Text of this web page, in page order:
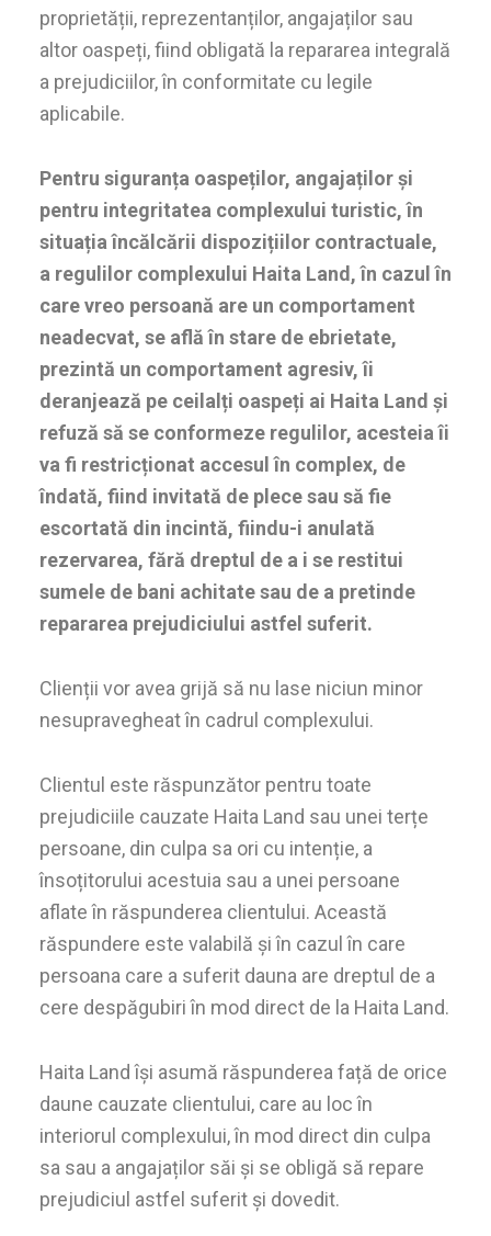
proprietății, reprezentanților, angajaților sau
altor oaspeți, fiind obligată la repararea integrală
a prejudiciilor, în conformitate cu legile
aplicabile.
Pentru siguranța oaspeților, angajaților și
pentru integritatea complexului turistic, în
situația încălcării dispozițiilor contractuale,
a regulilor complexului Haita Land, în cazul în
care vreo persoană are un comportament
neadecvat, se află în stare de ebrietate,
prezintă un comportament agresiv, îi
deranjează pe ceilalți oaspeți ai Haita Land și
refuză să se conformeze regulilor, acesteia îi
va fi restricționat accesul în complex, de
îndată, fiind invitată de plece sau să fie
escortată din incintă, fiindu-i anulată
rezervarea, fără dreptul de a i se restitui
sumele de bani achitate sau de a pretinde
repararea prejudiciului astfel suferit.
Clienții vor avea grijă să nu lase niciun minor
nesupravegheat în cadrul complexului.
Clientul este răspunzător pentru toate
prejudiciile cauzate Haita Land sau unei terțe
persoane, din culpa sa ori cu intenție, a
însoțitorului acestuia sau a unei persoane
aflate în răspunderea clientului. Această
răspundere este valabilă și în cazul în care
persoana care a suferit dauna are dreptul de a
cere despăgubiri în mod direct de la Haita Land.
Haita Land își asumă răspunderea față de orice
daune cauzate clientului, care au loc în
interiorul complexului, în mod direct din culpa
sa sau a angajaților săi și se obligă să repare
prejudiciul astfel suferit și dovedit.